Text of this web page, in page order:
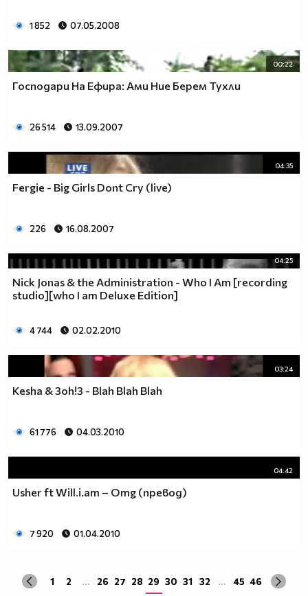
1 852 07.05.2008
00:22
Господари На Ефира: Ами Ние Берем Тухли
26 514 13.09.2007
04:35
Fergie - Big Girls Dont Cry (live)
226 16.08.2007
04:25
Nick Jonas & the Administration - Who I Am [recording
studio][who I am Deluxe Edition]
4 744 02.02.2010
03:24
Kesha & 3oh!3 - Blah Blah Blah
61 776 04.03.2010
04:42
Usher ft Will.i.am – Omg (превод)
7 920 01.04.2010
1 2 ... 26 27 28 29 30 31 32 ... 45 46